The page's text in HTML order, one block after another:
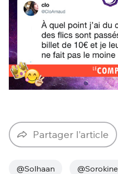
Partager l'article
@Solhaan @Sorokine_